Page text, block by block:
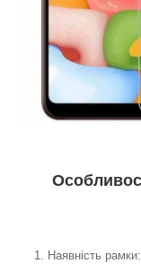
1. Наявність рамки: